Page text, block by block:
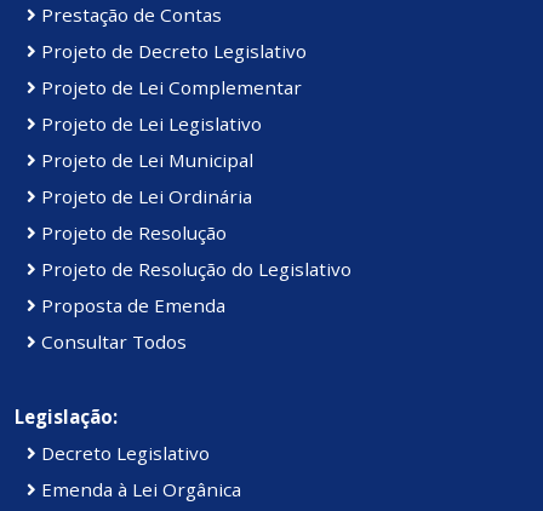
Prestação de Contas
Projeto de Decreto Legislativo
Projeto de Lei Complementar
Projeto de Lei Legislativo
Projeto de Lei Municipal
Projeto de Lei Ordinária
Projeto de Resolução
Projeto de Resolução do Legislativo
Proposta de Emenda
Consultar Todos
Legislação:
Decreto Legislativo
Emenda à Lei Orgânica